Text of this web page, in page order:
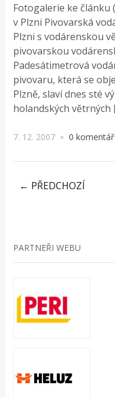
Fotogalerie ke článku
v Plzni Pivovarská
Plzni s vodárenskou
pivovarskou
Padesátimetrová
pivovaru, která se
Plzně, slaví dnes sté
holandských větrných
7. 12. 2007 × 0
← PŘEDCHOZÍ
PARTNEŘI WEBU